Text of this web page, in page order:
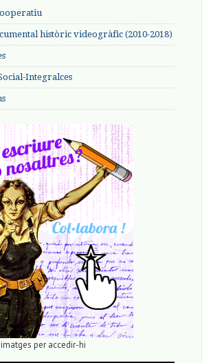
històric videogràfic (2010-2018)
Integralces
per accedir-hi